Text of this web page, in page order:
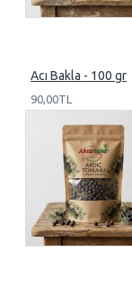
Acı Bakla - 100 gr
90,00TL